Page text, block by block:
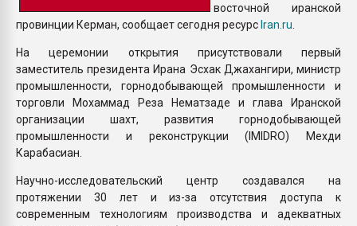
восточной иранской
провинции Керман, сообщает сегодня ресурсIran.ru
На церемонии открытия присутствовали первый
заместитель президента Ирана Эсхак Джахангири, министр
промышленности, горнодобывающей промышленности и
торговли Мохаммад Реза Нематзаде и глава Иранской
организации шахт, развития горнодобывающей
промышленности и реконструкции (IMIDRO) Мехди
Карабасиан.
Научно-исследовательский центр создавался на
протяжении 30 лет и из-за отсутствия доступа к
современным технологиям производства и адекватных